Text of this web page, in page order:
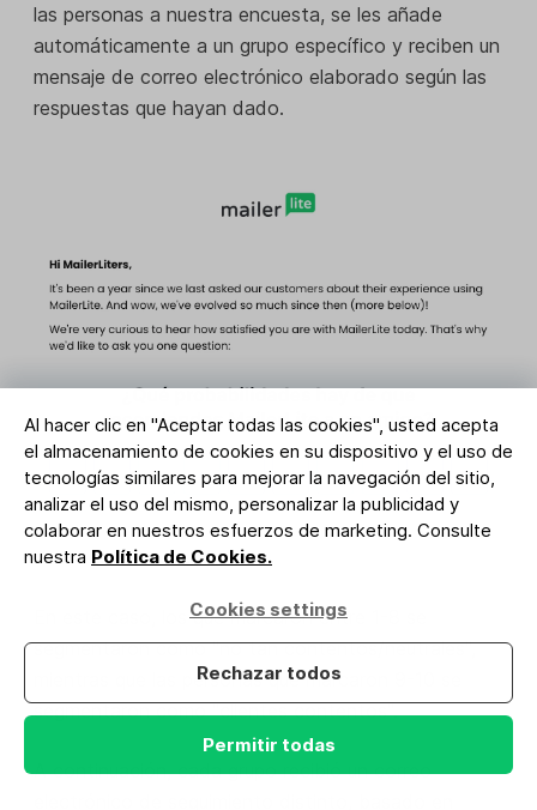
Al hacer clic en "Aceptar todas las cookies", usted acepta
el almacenamiento de cookies en su dispositivo y el uso de
tecnologías similares para mejorar la navegación del sitio,
analizar el uso del mismo, personalizar la publicidad y
colaborar en nuestros esfuerzos de marketing. Consulte
nuestra Política de Cookies.
Cookies settings
Rechazar todos
Permitir todas
las personas a nuestra encuesta, se les añade
automáticamente a un grupo específico y reciben un
mensaje de correo electrónico elaborado según las
respuestas que hayan dado.
En este caso, los que marcaron entre 1-8 se
segmentaron como "no tan contentos/neutrales",
mientras que las personas que marcaron 9-10 se
segmentaron como "clientes contentos".
A continuación, cada grupo recibió un correo